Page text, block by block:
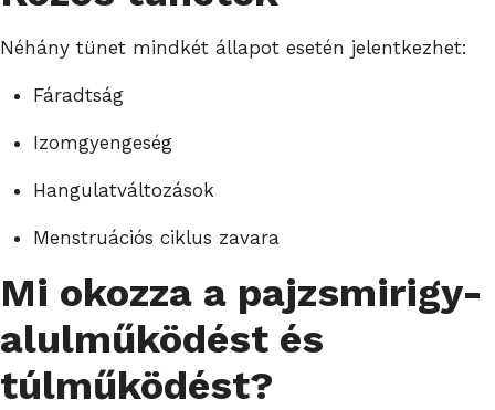
Néhány tünet mindkét állapot esetén jelentkezhet:
Fáradtság
Izomgyengeség
Hangulatváltozások
Menstruációs ciklus zavara
Mi okozza a pajzsmirigy-
alulműködést és
túlműködést?